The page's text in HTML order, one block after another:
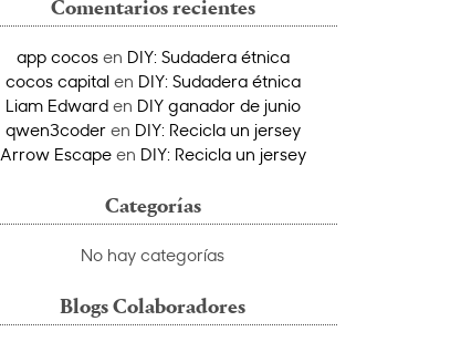
Comentarios recientes
app cocosen DIY: Sudadera étnica
cocos capitalen DIY: Sudadera étnica
Liam Edwarden DIY ganador de junio
qwen3coderen DIY: Recicla un jersey
Arrow Escapeen DIY: Recicla un jersey
Categorías
No hay categorías
Blogs Colaboradores